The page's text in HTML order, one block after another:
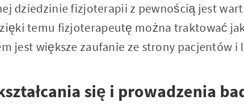
dziedzinie fizjoterapii z pewnością jest
temu fizjoterapeutę można traktować
jest większe zaufanie ze strony pacjentów i
się i prowadzenia